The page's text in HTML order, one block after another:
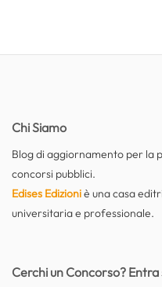
Chi Siamo
Blog di aggiornamento per la
concorsi pubblici.
Edises Edizioniè una casa
universitaria e professionale.
Cerchi un Concorso?